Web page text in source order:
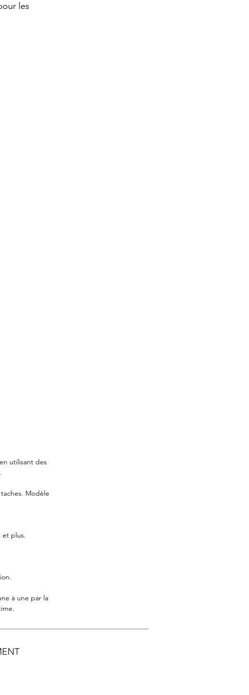
les
choix!
utilisant des
Modèle
et plus.
à une par la